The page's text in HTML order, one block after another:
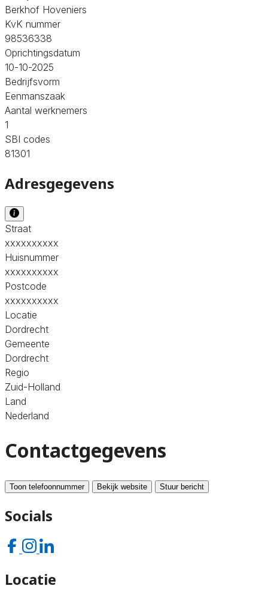
Berkhof Hoveniers
KvK nummer
98536338
Oprichtingsdatum
10-10-2025
Bedrijfsvorm
Eenmanszaak
Aantal werknemers
1
SBI codes
81301
Adresgegevens
Straat
xxxxxxxxxx
Huisnummer
xxxxxxxxxx
Postcode
xxxxxxxxxx
Locatie
Dordrecht
Gemeente
Dordrecht
Regio
Zuid-Holland
Land
Nederland
Contactgegevens
Toon telefoonnummer Bekijk website Stuur bericht
Socials
Locatie